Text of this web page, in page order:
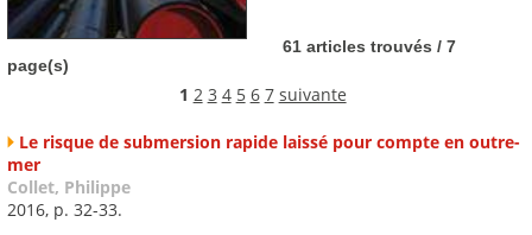
61 articles trouvés / 7
page(s)
1 2 3 4 5 6 7 suivante
Le risque de submersion rapide laissé pour compte en outre-
mer
Collet, Philippe
2016, p. 32-33.